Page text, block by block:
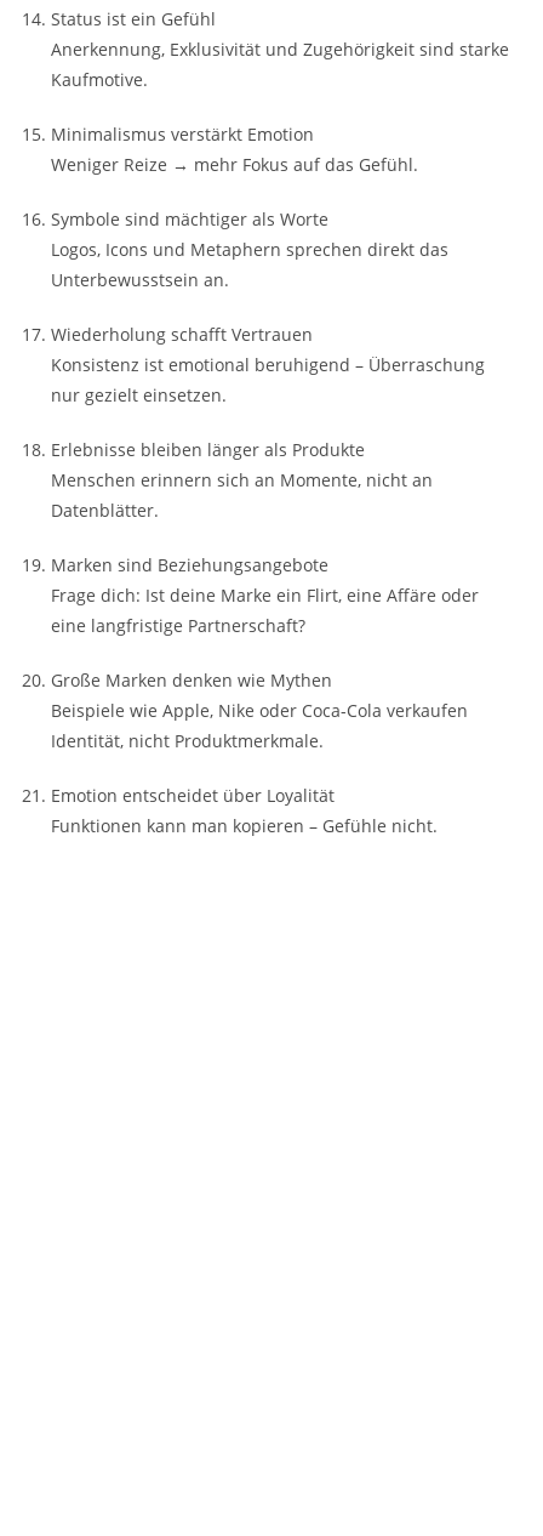
Status ist ein Gefühl
Anerkennung, Exklusivität und Zugehörigkeit sind starke
Kaufmotive.
Minimalismus verstärkt Emotion
Weniger Reize → mehr Fokus auf das Gefühl.
Symbole sind mächtiger als Worte
Logos, Icons und Metaphern sprechen direkt das
Unterbewusstsein an.
Wiederholung schafft Vertrauen
Konsistenz ist emotional beruhigend – Überraschung
nur gezielt einsetzen.
Erlebnisse bleiben länger als Produkte
Menschen erinnern sich an Momente, nicht an
Datenblätter.
Marken sind Beziehungsangebote
Frage dich: Ist deine Marke ein Flirt, eine Affäre oder
eine langfristige Partnerschaft?
Große Marken denken wie Mythen
Beispiele wieApple, Nike oder Coca-Cola verkaufen
Identität, nicht Produktmerkmale.
Emotion entscheidet über Loyalität
Funktionen kann man kopieren – Gefühle nicht.